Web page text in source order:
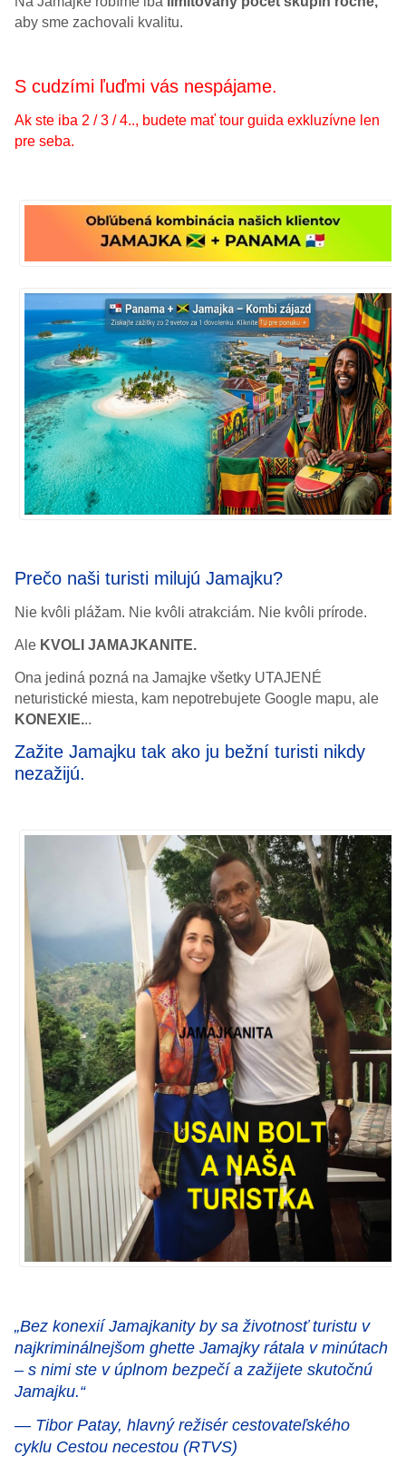
aby sme zachovali kvalitu.
S cudzími ľuďmi vás nespájame.
Ak ste iba 2 / 3 / 4.., budete mať tour guida exkluzívne len
pre seba.
Prečo naši turisti milujú Jamajku?
Nie kvôli plážam. Nie kvôli atrakciám. Nie kvôli prírode.
Ale KVOLI JAMAJKANITE.
Ona jediná pozná na Jamajke všetky UTAJENÉ
neturistické miesta, kam nepotrebujete Google mapu, ale
KONEXIE...
Zažite Jamajku tak ako ju bežní turisti nikdy
nezažijú.
„Bez konexií Jamajkanity by sa životnosť turistu v
najkriminálnejšom ghette Jamajky rátala v minútach
– s nimi ste v úplnom bezpečí a zažijete skutočnú
Jamajku.“
— Tibor Patay, hlavný režisér cestovateľského
cyklu Cestou necestou (RTVS)